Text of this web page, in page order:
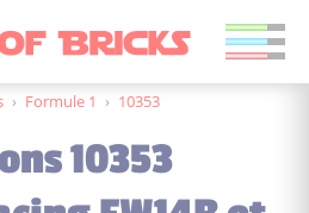
› Formule 1 › 10353
10353